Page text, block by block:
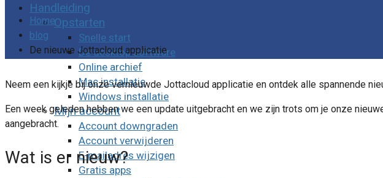
Handleiding
Opstarten
Snelle start
De desktop software
Online archief
Mac installatie
Windows installatie
Mijn account
Account downgraden
Account verwijderen
E-mailadres wijzigen
Gratis apps
Home
blog
De nieuwe Jottacloud applicatie
Neem een kijkje bij onze vernieuwde Jottacloud applicatie en ontdek alle spannende
Een week geleden hebben we een update uitgebracht en we zijn trots om je onze
aangebracht.
Wat is er nieuw?